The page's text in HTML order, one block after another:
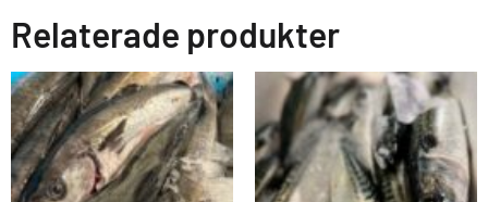
Relaterade produkter